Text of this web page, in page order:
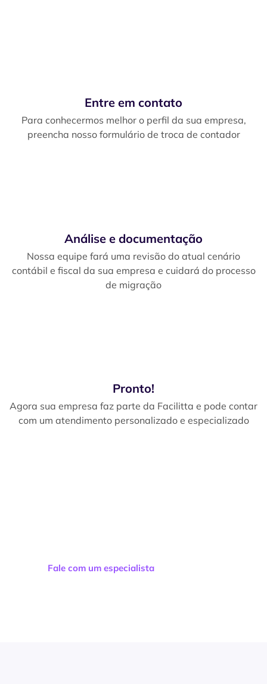
Entre em contato
Para conhecermos melhor o perfil da sua empresa,
preencha nosso formulário de troca de contador
Análise e documentação
Nossa equipe fará uma revisão do atual cenário
contábil e fiscal da sua empresa e cuidará do processo
de migração
Pronto!
Agora sua empresa faz parte da Facilitta e pode contar
com um atendimento personalizado e especializado
Fale com um especialista